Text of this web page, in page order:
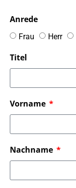
Anrede
Frau Herr
Titel
Vorname
Nachname